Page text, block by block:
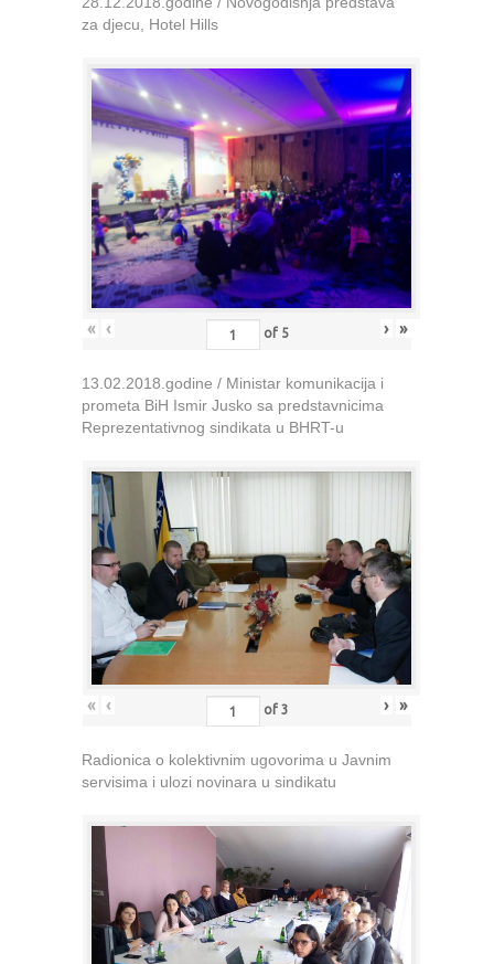
za djecu, Hotel Hills
« ‹ of 5 › »
13.02.2018.godine / Ministar komunikacija i
prometa BiH Ismir Jusko sa predstavnicima
Reprezentativnog sindikata u BHRT-u
« ‹ of 3 › »
Radionica o kolektivnim ugovorima u Javnim
servisima i ulozi novinara u sindikatu